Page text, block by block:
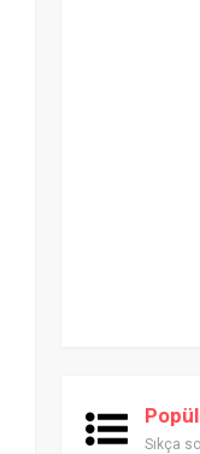
Sıkça